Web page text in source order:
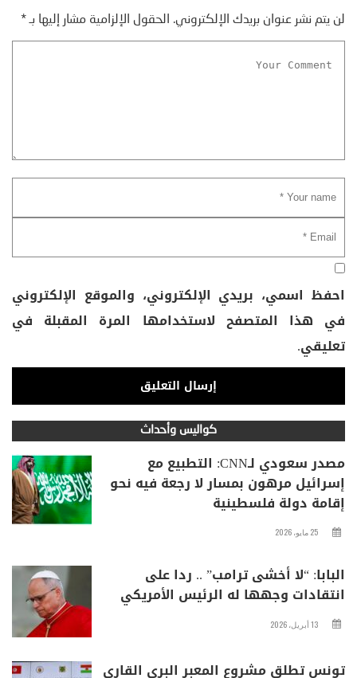
لن يتم نشر عنوان بريدك الإلكتروني. الحقول الإلزامية مشار إليها بـ*
احفظ اسمي، بريدي الإلكتروني، والموقع الإلكتروني
في هذا المتصفح لاستخدامها المرة المقبلة في
تعليقي.
كواليس وأحداث
مصدر سعودي لـCNN: التطبيع مع
إسرائيل مرهون بمسار لا رجعة فيه نحو
إقامة دولة فلسطينية
25 مايو، 2026
البابا: “لا أخشى ترامب” .. ردا على
انتقادات وجهها له الرئيس الأمريكي
13 أبريل، 2026
تونس تطلق مشروع المعبر البري القاري